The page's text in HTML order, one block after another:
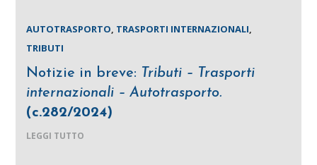
AUTOTRASPORTO, TRASPORTI INTERNAZIONALI,
TRIBUTI
Notizie in breve: Tributi – Trasporti
internazionali – Autotrasporto.
(c.282/2024)
LEGGI TUTTO